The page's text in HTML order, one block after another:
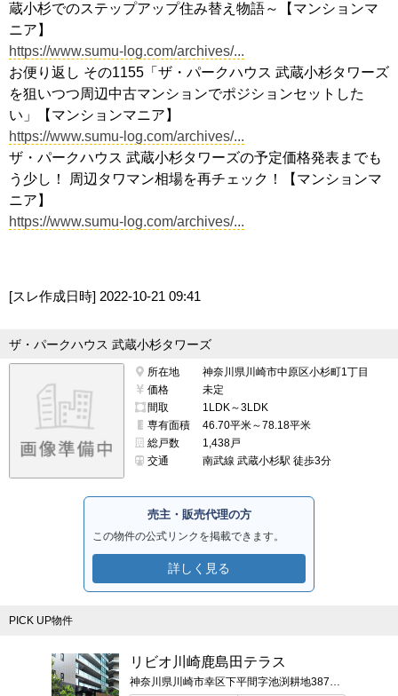
蔵小杉でのステップアップ住み替え物語～【マンションマ
ニア】
https://www.sumu-log.com/archives/...
お便り返し その1155「ザ・パークハウス 武蔵小杉タワーズ
を狙いつつ周辺中古マンションでポジションセットした
い」【マンションマニア】
https://www.sumu-log.com/archives/...
ザ・パークハウス 武蔵小杉タワーズの予定価格発表までも
う少し！ 周辺タワマン相場を再チェック！【マンションマ
ニア】
https://www.sumu-log.com/archives/...
[スレ作成日時] 2022-10-21 09:41
ザ・パークハウス 武蔵小杉タワーズ
所在地
神奈川県川崎市中原区小杉町1丁目
価格
未定
間取
1LDK～3LDK
専有面積
46.70平米～78.18平米
総戸数
1,438戸
交通
南武線 武蔵小杉駅 徒歩3分
売主・販売代理の方
この物件の公式リンクを掲載できます。
詳しく見る
PICK UP物件
リビオ川崎鹿島田テラス
神奈川県川崎市幸区下平間字池渕耕地387番1（地番）